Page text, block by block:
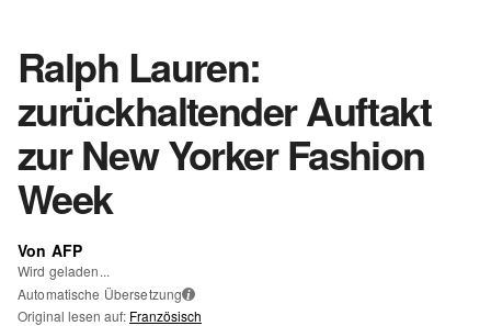
Ralph Lauren:
zurückhaltender Auftakt
zur New Yorker Fashion
Week
Von AFP
Wird geladen...
Automatische Übersetzung i
Original lesen auf: Französisch